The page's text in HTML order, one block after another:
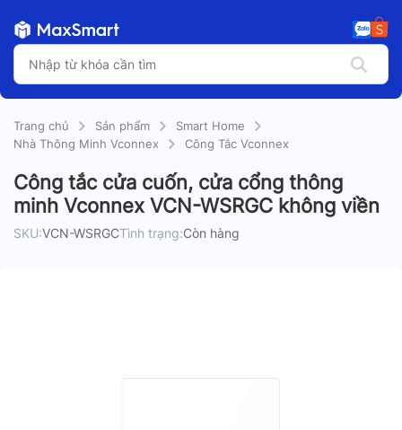
Trang chủ Sản phẩm
Smart Home
Nhà Thông Minh Vconnex
Công Tắc Vconnex
Công tắc cửa cuốn, cửa cổng thông
minh Vconnex VCN-WSRGC không viền
SKU:VCN-WSRGCTình trạng:Còn hàng